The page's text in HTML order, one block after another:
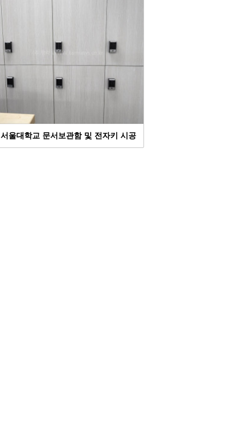
서울대학교 문서보관함 및 전자키 시공